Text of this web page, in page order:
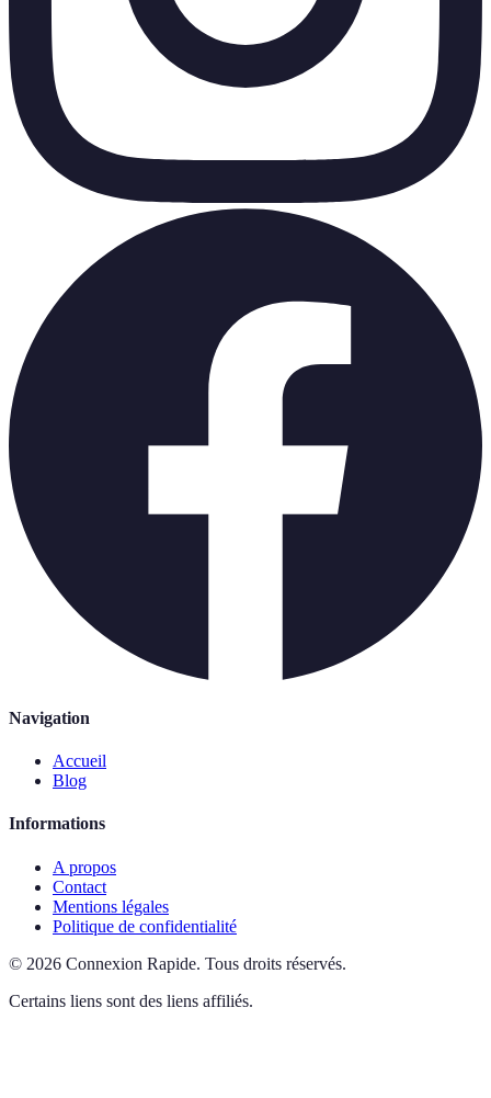
Navigation
Accueil
Blog
Informations
A propos
Contact
Mentions légales
Politique de confidentialité
© 2026 Connexion Rapide. Tous droits réservés.
Certains liens sont des liens affiliés.